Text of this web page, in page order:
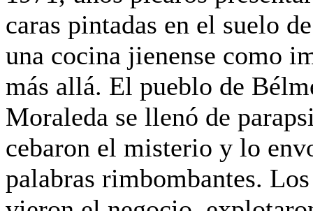
caras pintadas en el suelo
una cocina jienense como
más allá. El pueblo de
Moraleda se llenó de
cebaron el misterio y lo
palabras rimbombantes.